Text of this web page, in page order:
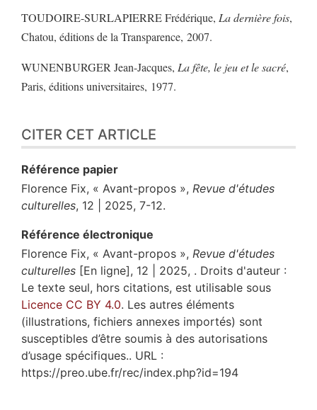
TOUDOIRE-SURLAPIERRE Frédérique, La dernière fois,
Chatou, éditions de la Transparence, 2007.
WUNENBURGER Jean-Jacques, La fête, le jeu et le sacré,
Paris, éditions universitaires, 1977.
CITER CET ARTICLE
Référence papier
Florence Fix, « Avant-propos », Revue d'études
culturelles, 12 | 2025, 7-12.
Référence électronique
Florence Fix, « Avant-propos », Revue d'études
culturelles [En ligne], 12 | 2025, . Droits d'auteur :
Le texte seul, hors citations, est utilisable sous
Licence CC BY 4.0. Les autres éléments
(illustrations, fichiers annexes importés) sont
susceptibles d’être soumis à des autorisations
d’usage spécifiques.. URL :
https://preo.ube.fr/rec/index.php?id=194